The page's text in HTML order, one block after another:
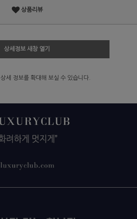
상품리뷰
상세정보 새창 열기
상세 정보를 확대해 보실 수 있습니다.